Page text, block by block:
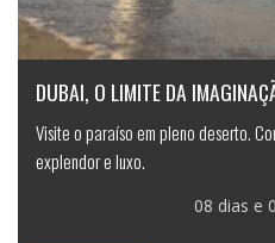
DUBAI, O LIMITE DA
Visite o paraíso em pleno deserto.
explendor e luxo.
08 dias e